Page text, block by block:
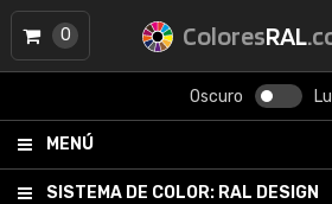
ColoresRAL
Oscuro
MENÚ
SISTEMA DE COLOR: RAL DESIGN
0